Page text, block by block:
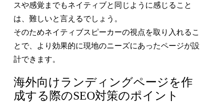
スや感覚までもネイティブと同じように感じること
は、難しいと言えるでしょう。
そのためネイティブスピーカーの視点を取り入れるこ
とで、より効果的に現地のニーズにあったページが設
計できます。
海外向けランディングページを作
成する際のSEO対策のポイント